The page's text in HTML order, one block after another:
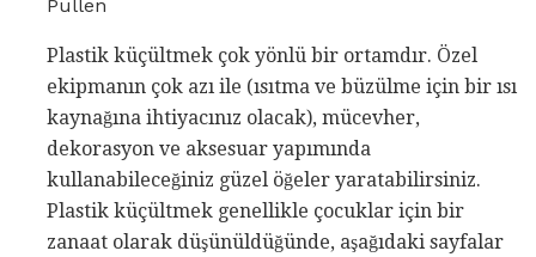
Pullen
Plastik küçültmek çok yönlü bir ortamdır. Özel
ekipmanın çok azı ile (ısıtma ve büzülme için bir ısı
kaynağına ihtiyacınız olacak), mücevher,
dekorasyon ve aksesuar yapımında
kullanabileceğiniz güzel öğeler yaratabilirsiniz.
Plastik küçültmek genellikle çocuklar için bir
zanaat olarak düşünüldüğünde, aşağıdaki sayfalar